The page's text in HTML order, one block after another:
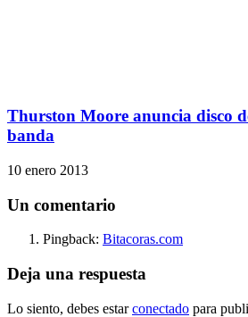
Thurston Moore anuncia disco
banda
10 enero 2013
Un comentario
Pingback: Bitacoras.com
Deja una respuesta
Lo siento, debes estarconectado para